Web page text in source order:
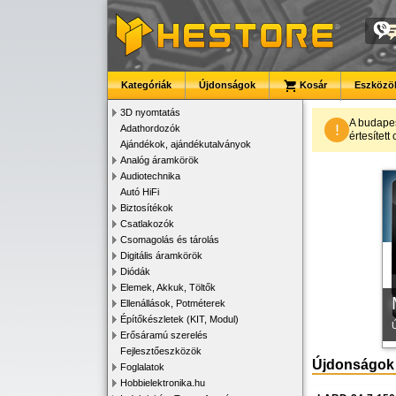
Kategóriák Újdonságok Kosár
3D nyomtatás
Adathordozók
Ajándékok, ajándékutalványok
Analóg áramkörök
Audiotechnika
Autó HiFi
Biztosítékok
Csatlakozók
Csomagolás és tárolás
Digitális áramkörök
Diódák
Elemek, Akkuk, Töltők
Ellenállások, Potméterek
Építőkészletek (KIT, Modul)
Erősáramú szerelés
Fejlesztőeszközök
Foglalatok
Hobbielektronika.hu
! A
értesített
Újdonságok